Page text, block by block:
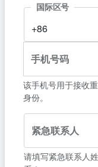
+86
国际区号
手机号码
该手机号用于接收
身份。
紧急联系人
请填写紧急联系人